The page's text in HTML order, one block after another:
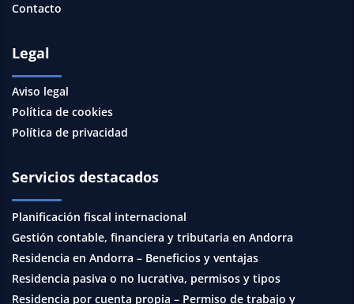
Contacto
Legal
Aviso legal
Política de cookies
Política de privacidad
Servicios destacados
Planificación fiscal internacional
Gestión contable, financiera y tributaria en Andorra
Residencia en Andorra – Beneficios y ventajas
Residencia pasiva o no lucrativa, permisos y tipos
Residencia por cuenta propia – Permiso de trabajo y